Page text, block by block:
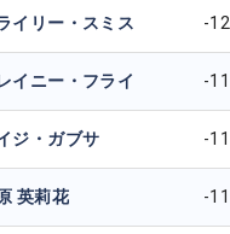
イリー・スミス -12
イニー・フライ -11
ジ・ガブサ -11
英莉花 -11